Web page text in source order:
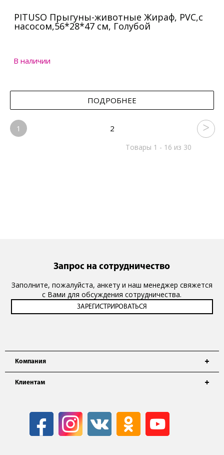
PITUSO Прыгуны-животные Жираф, PVC,с
насосом,56*28*47 см, Голубой
В наличии
ПОДРОБНЕЕ
1 2
Товары 1 - 16 из 30
Компания
Клиентам
Запрос на сотрудничество
Заполните, пожалуйста, анкету и наш менеджер свяжется
с Вами для обсуждения сотрудничества.